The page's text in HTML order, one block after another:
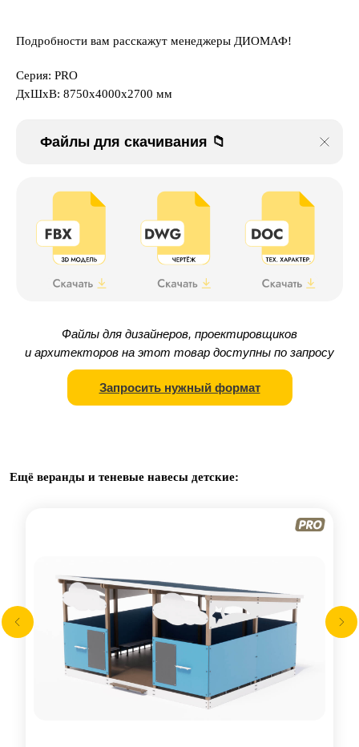
Подробности вам расскажут менеджеры ДИОМАФ!
Серия: PRO
ДxШxВ: 8750x4000x2700 мм
Файлы для скачивания 📁
Файлы для дизайнеров, проектировщиков
и архитекторов на этот товар доступны по запросу
Запросить нужный формат
Ещё веранды и теневые навесы детские: